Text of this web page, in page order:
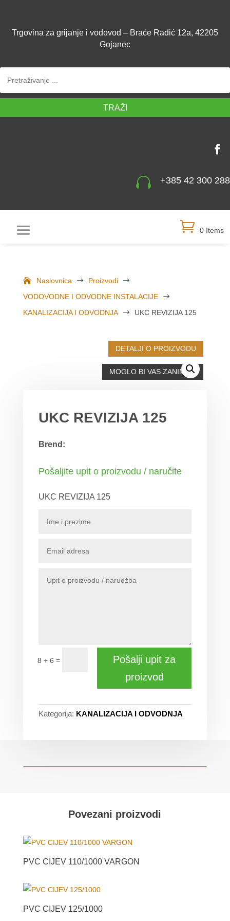
Trgovina za grijanje i vodovod – Braće Radić 12a, 42205
Gojanec
TRAŽI
 +385 42 300 288
0 Items
Naslovnica $ Proizvodi
$
VODOVODNE I ODVODNE INSTALACIJE
$
KANALIZACIJA I ODVODNJA
$ UKC REVIZIJA 125
DETALJI O PROIZVODU
MOGLO BI VAS ZANIMATI
UKC REVIZIJA 125
Brend:
Pošaljite upit o proizvodu / naručite
UKC REVIZIJA 125
8 + 6 =
Pošalji upit za
proizvod
Kategorija: KANALIZACIJA I ODVODNJA
Povezani proizvodi
PVC CIJEV 110/1000 VARGON
PVC CIJEV 125/1000